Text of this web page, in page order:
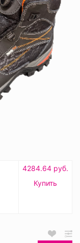
4284.64 руб.
Купить